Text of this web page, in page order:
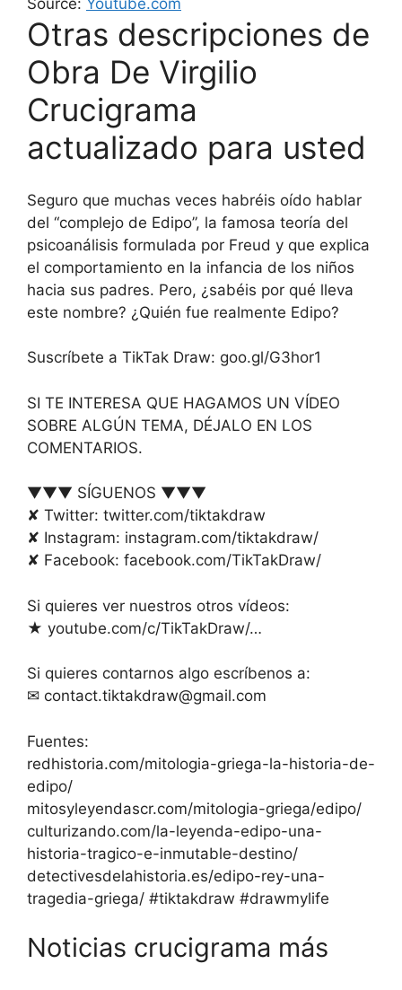
Source: Youtube.com
Otras descripciones de
Obra De Virgilio
Crucigrama
actualizado para usted
Seguro que muchas veces habréis oído hablar
del “complejo de Edipo”, la famosa teoría del
psicoanálisis formulada por Freud y que explica
el comportamiento en la infancia de los niños
hacia sus padres. Pero, ¿sabéis por qué lleva
este nombre? ¿Quién fue realmente Edipo?
Suscríbete a TikTak Draw: goo.gl/G3hor1
SI TE INTERESA QUE HAGAMOS UN VÍDEO
SOBRE ALGÚN TEMA, DÉJALO EN LOS
COMENTARIOS.
▼▼▼ SÍGUENOS ▼▼▼
✘ Twitter: twitter.com/tiktakdraw
✘ Instagram: instagram.com/tiktakdraw/
✘ Facebook: facebook.com/TikTakDraw/
Si quieres ver nuestros otros vídeos:
★ youtube.com/c/TikTakDraw/…
Si quieres contarnos algo escríbenos a:
✉ contact.tiktakdraw@gmail.com
Fuentes:
redhistoria.com/mitologia-griega-la-historia-de-
edipo/
mitosyleyendascr.com/mitologia-griega/edipo/
culturizando.com/la-leyenda-edipo-una-
historia-tragico-e-inmutable-destino/
detectivesdelahistoria.es/edipo-rey-una-
tragedia-griega/ #tiktakdraw #drawmylife
Noticias crucigrama más